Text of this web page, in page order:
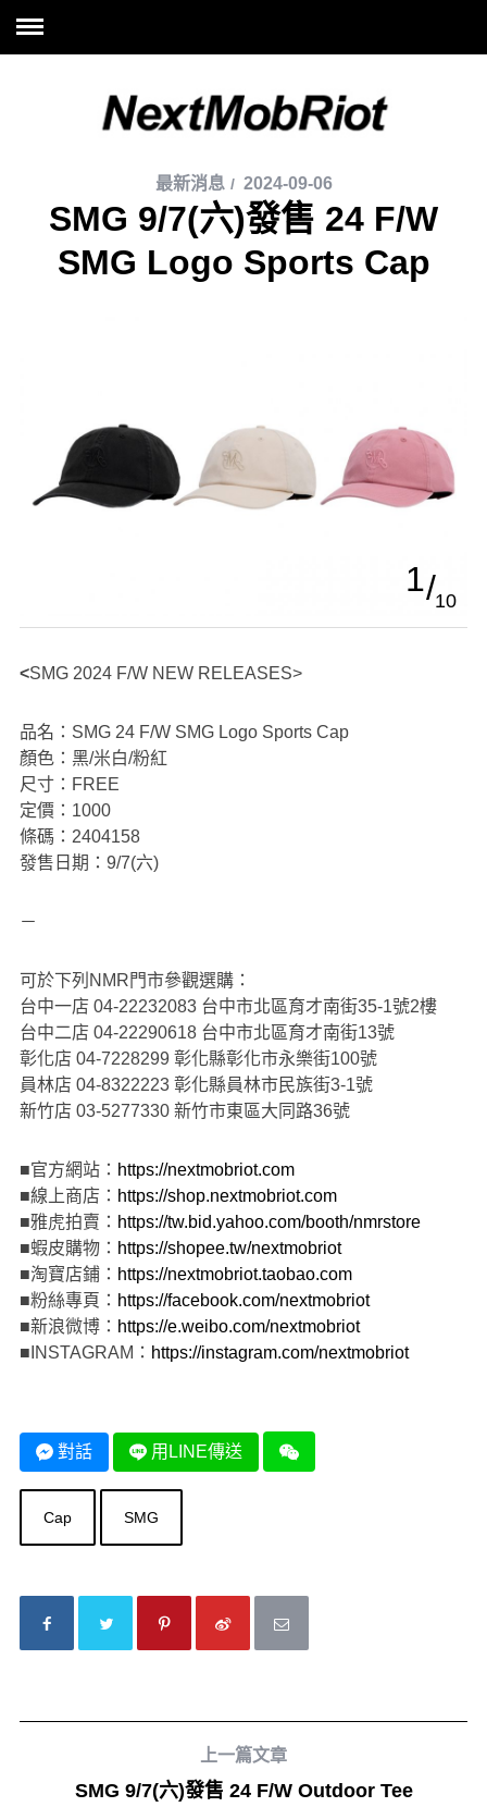
最新消息 2024-09-06
SMG 9/7(六)發售 24 F/W
SMG Logo Sports Cap
1
10
<SMG 2024 F/W NEW RELEASES>
品名：SMG 24 F/W SMG Logo Sports Cap
顏色：黑/米白/粉紅
尺寸：FREE
定價：1000
條碼：2404158
發售日期：9/7(六)
－
可於下列NMR門市參觀選購：
台中一店 04-22232083 台中市北區育才南街35-1號2樓
台中二店 04-22290618 台中市北區育才南街13號
彰化店 04-7228299 彰化縣彰化市永樂街100號
員林店 04-8322223 彰化縣員林市民族街3-1號
新竹店 03-5277330 新竹市東區大同路36號
■官方網站： https://nextmobriot.com
■線上商店： https://shop.nextmobriot.com
■雅虎拍賣： https://tw.bid.yahoo.com/booth/nmrstore
■蝦皮購物： https://shopee.tw/nextmobriot
■淘寶店鋪： https://nextmobriot.taobao.com
■粉絲專頁： https://facebook.com/nextmobriot
■新浪微博： https://e.weibo.com/nextmobriot
■INSTAGRAM： https://instagram.com/nextmobriot
對話 用LINE傳送
Cap SMG
上一篇文章
SMG 9/7(六)發售 24 F/W Outdoor Tee